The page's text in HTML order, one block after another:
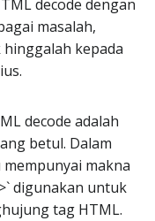
decode dengan
masalah,
kepada
decode adalah
betul. Dalam
makna
digunakan untuk
tag HTML.